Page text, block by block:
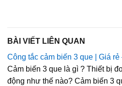
BÀI VIẾT LIÊN QUAN
Công tắc cảm biến 3 que | Giá rẻ
Cảm biến 3 que là gì ? Thiết bị
động như thế nào? Cảm biến 3